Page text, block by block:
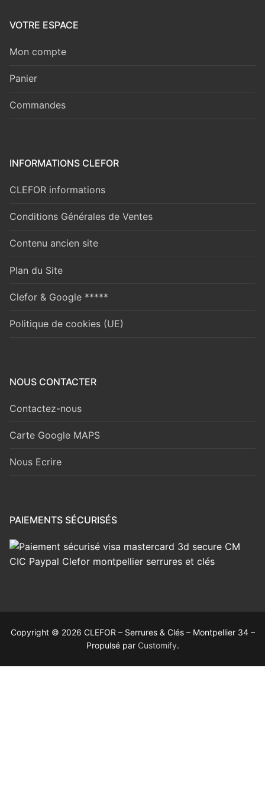
VOTRE ESPACE
Mon compte
Panier
Commandes
INFORMATIONS CLEFOR
CLEFOR informations
Conditions Générales de Ventes
Contenu ancien site
Plan du Site
Clefor & Google *****
Politique de cookies (UE)
NOUS CONTACTER
Contactez-nous
Carte Google MAPS
Nous Ecrire
PAIEMENTS SÉCURISÉS
Copyright © 2026 CLEFOR – Serrures & Clés – Montpellier 34 –
Propulsé par Customify.